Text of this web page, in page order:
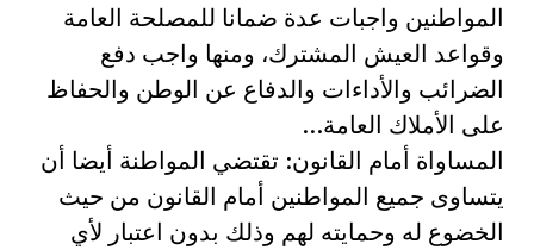
المواطنين واجبات عدة ضمانا للمصلحة العامة
وقواعد العيش المشترك، ومنها واجب دفع
الضرائب والأداءات والدفاع عن الوطن والحفاظ
على الأملاك العامة…
المساواة أمام القانون: تقتضي المواطنة أيضا أن
يتساوى جميع المواطنين أمام القانون من حيث
الخضوع له وحمايته لهم وذلك بدون اعتبار لأي